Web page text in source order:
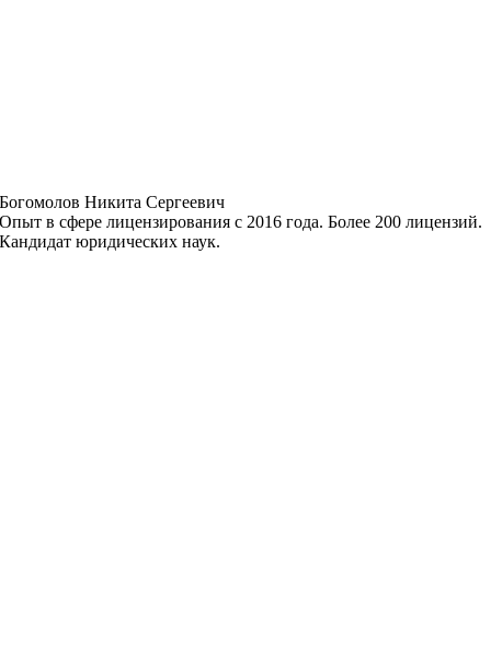
Богомолов Никита Сергеевич
Опыт в сфере лицензирования с 2016 года. Более 200 лицензий.
Кандидат юридических наук.